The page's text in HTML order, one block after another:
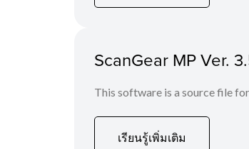
ScanGear MP Ver.
This software is a source file
เรียนรู้เพิ่มเติม